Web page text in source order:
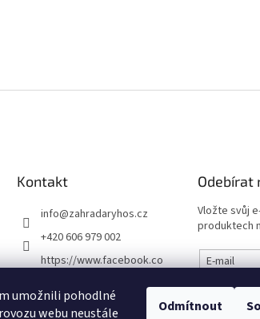
umožnili pohodlné
webu neustále
Odmítnout
Kontakt
info@zahradaryhos.cz
+420 606 979 002
https://www.facebook.co
zahradaryhos.cz
Vložte svůj
produktech
E-mail
Vložením
údajů